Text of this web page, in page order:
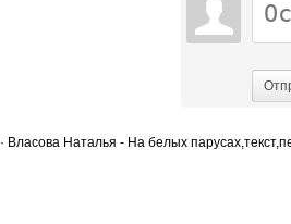
· Власова Наталья - На белых